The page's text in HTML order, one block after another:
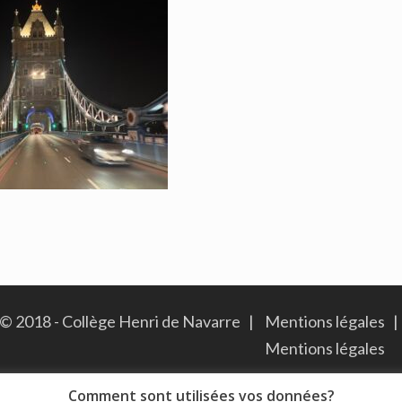
© 2018 - Collège Henri de Navarre | Mentions légales |
Mentions légales
Comment sont utilisées vos données?